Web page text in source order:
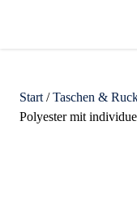
Start /Taschen &
Polyester mit